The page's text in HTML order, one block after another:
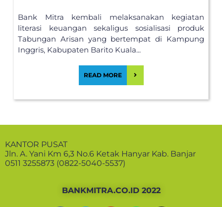
Bank Mitra kembali melaksanakan kegiatan
literasi keuangan sekaligus sosialisasi produk
Tabungan Arisan yang bertempat di Kampung
Inggris, Kabupaten Barito Kuala...
READ MORE
KANTOR PUSAT
Jln. A. Yani Km 6,3 No.6 Ketak Hanyar Kab. Banjar
0511 3255873 (0822-5040-5537)
BANKMITRA.CO.ID 2022